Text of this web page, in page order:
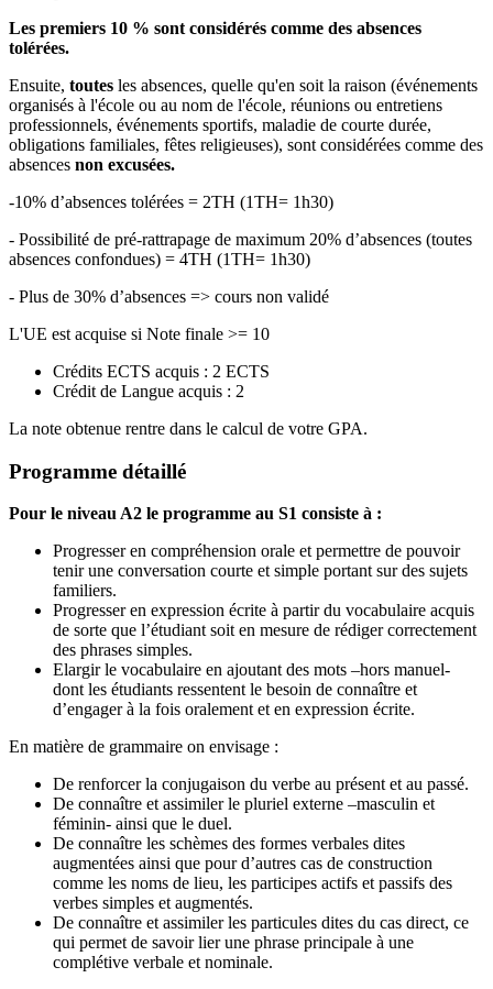
Les premiers 10 % sont considérés comme des absences
tolérées.
Ensuite, toutes les absences, quelle qu'en soit la raison (événements
organisés à l'école ou au nom de l'école, réunions ou entretiens
professionnels, événements sportifs, maladie de courte durée,
obligations familiales, fêtes religieuses), sont considérées comme des
absences non excusées.
-10% d’absences tolérées = 2TH (1TH= 1h30)
- Possibilité de pré-rattrapage de maximum 20% d’absences (toutes
absences confondues) = 4TH (1TH= 1h30)
- Plus de 30% d’absences => cours non validé
L'UE est acquise si Note finale >= 10
Crédits ECTS acquis : 2 ECTS
Crédit de Langue acquis : 2
La note obtenue rentre dans le calcul de votre GPA.
Programme détaillé
Pour le niveau A2 le programme au S1 consiste à :
Progresser en compréhension orale et permettre de pouvoir
tenir une conversation courte et simple portant sur des sujets
familiers.
Progresser en expression écrite à partir du vocabulaire acquis
de sorte que l’étudiant soit en mesure de rédiger correctement
des phrases simples.
Elargir le vocabulaire en ajoutant des mots –hors manuel-
dont les étudiants ressentent le besoin de connaître et
d’engager à la fois oralement et en expression écrite.
En matière de grammaire on envisage :
De renforcer la conjugaison du verbe au présent et au passé.
De connaître et assimiler le pluriel externe –masculin et
féminin- ainsi que le duel.
De connaître les schèmes des formes verbales dites
augmentées ainsi que pour d’autres cas de construction
comme les noms de lieu, les participes actifs et passifs des
verbes simples et augmentés.
De connaître et assimiler les particules dites du cas direct, ce
qui permet de savoir lier une phrase principale à une
complétive verbale et nominale.